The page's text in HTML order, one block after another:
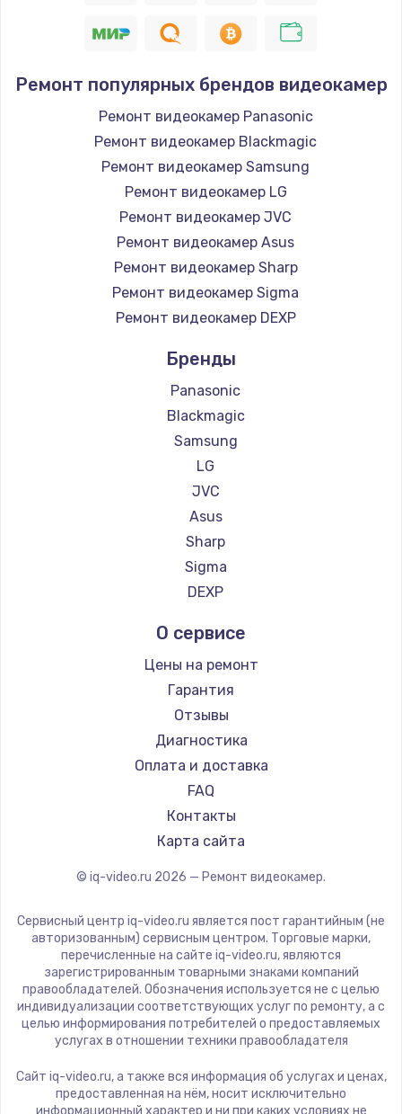
Ремонт популярных брендов видеокамер
Ремонт видеокамер Panasonic
Ремонт видеокамер Blackmagic
Ремонт видеокамер Samsung
Ремонт видеокамер LG
Ремонт видеокамер JVC
Ремонт видеокамер Asus
Ремонт видеокамер Sharp
Ремонт видеокамер Sigma
Ремонт видеокамер DEXP
Бренды
Panasonic
Blackmagic
Samsung
LG
JVC
Asus
Sharp
Sigma
DEXP
О сервисе
Цены на ремонт
Гарантия
Отзывы
Диагностика
Оплата и доставка
FAQ
Контакты
Карта сайта
© iq-video.ru 2026 — Ремонт видеокамер.
Сервисный центр iq-video.ru является пост гарантийным (не
авторизованным) сервисным центром. Торговые марки,
перечисленные на сайте iq-video.ru, являются
зарегистрированным товарными знаками компаний
правообладателей. Обозначения используется не с целью
индивидуализации соответствующих услуг по ремонту, а с
целью информирования потребителей о предоставляемых
услугах в отношении техники правообладателя
Сайт iq-video.ru, а также вся информация об услугах и ценах,
предоставленная на нём, носит исключительно
информационный характер и ни при каких условиях не